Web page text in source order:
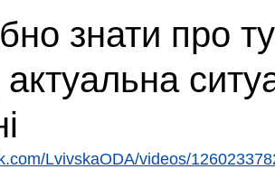
знати про
актуальна
LvivskaODA/videos/